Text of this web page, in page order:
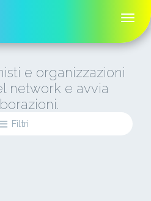
e organizzazioni
network e avvia
Filtri